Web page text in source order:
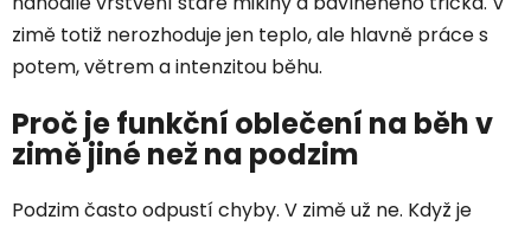
zimě totiž nerozhoduje jen teplo, ale hlavně práce s
potem, větrem a intenzitou běhu.
Proč je funkční oblečení na běh v
zimě jiné než na podzim
Podzim často odpustí chyby. V zimě už ne. Když je